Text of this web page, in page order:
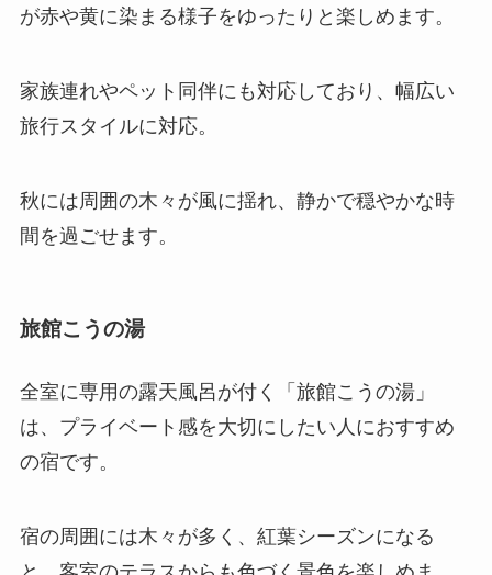
が赤や黄に染まる様子をゆったりと楽しめます。
家族連れやペット同伴にも対応しており、幅広い
旅行スタイルに対応。
秋には周囲の木々が風に揺れ、静かで穏やかな時
間を過ごせます。
旅館こうの湯
全室に専用の露天風呂が付く「旅館こうの湯」
は、プライベート感を大切にしたい人におすすめ
の宿です。
宿の周囲には木々が多く、紅葉シーズンになる